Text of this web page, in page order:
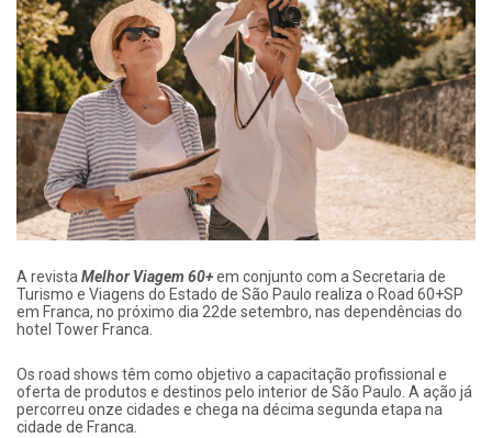
A revistaMelhor Viagem 60+em conjunto com a Secretaria de
Turismo e Viagens do Estado de São Paulo realiza o Road 60+SP
em Franca, no próximo dia 22de setembro, nas dependências do
hotel Tower Franca.
Os road shows têm como objetivo a capacitação profissional e
oferta de produtos e destinos pelo interior de São Paulo. A ação já
percorreu onze cidades e chega na décima segunda etapa na
cidade de Franca.